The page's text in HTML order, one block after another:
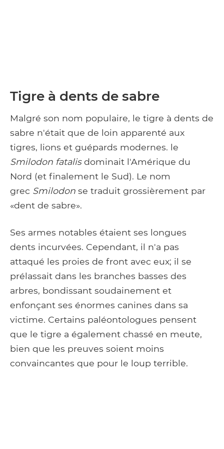
Tigre à dents de sabre
Malgré son nom populaire, le tigre à dents de
sabre n'était que de loin apparenté aux
tigres, lions et guépards modernes. le
Smilodon fatalisdominait l'Amérique du
Nord (et finalement le Sud). Le nom
grec Smilodon se traduit grossièrement par
«dent de sabre».
Ses armes notables étaient ses longues
dents incurvées. Cependant, il n'a pas
attaqué les proies de front avec eux; il se
prélassait dans les branches basses des
arbres, bondissant soudainement et
enfonçant ses énormes canines dans sa
victime. Certains paléontologues pensent
que le tigre a également chassé en meute,
bien que les preuves soient moins
convaincantes que pour le loup terrible.